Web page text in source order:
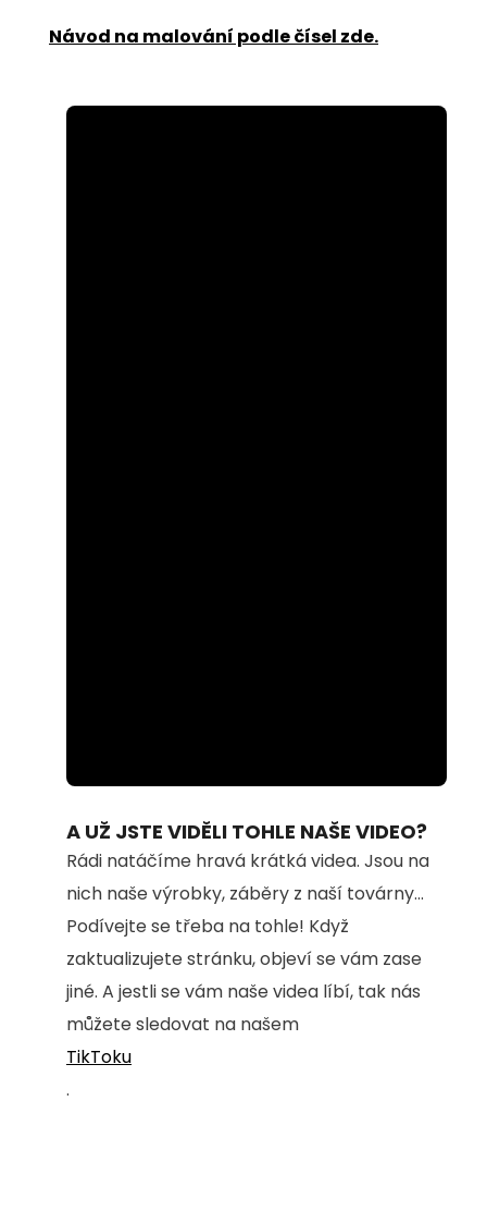
Návod na malování podle čísel zde.
61.37%
A UŽ JSTE VIDĚLI TOHLE NAŠE VIDEO?
Rádi natáčíme hravá krátká videa. Jsou na
nich naše výrobky, záběry z naší továrny...
Podívejte se třeba na tohle! Když
zaktualizujete stránku, objeví se vám zase
jiné. A jestli se vám naše videa líbí, tak nás
můžete sledovat na našem
TikToku
.